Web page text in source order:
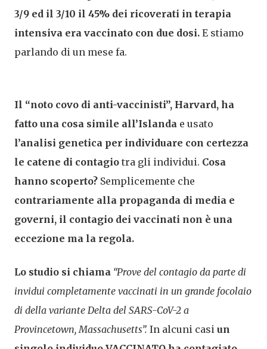
3/9 ed il 3/10 il 45% dei ricoverati in terapia
intensiva era vaccinato con due dosi. E stiamo
parlando di un mese fa.
Il “noto covo di anti-vaccinisti”, Harvard, ha
fatto una cosa simile all’Islanda e usato
l’analisi genetica per individuare con certezza
le catene di contagio tra gli individui. Cosa
hanno scoperto? Semplicemente che
contrariamente alla propaganda di media e
governi, il contagio dei vaccinati non è una
eccezione ma la regola.
Lo studio si chiama “Prove del contagio da parte di
invidui completamente vaccinati in un grande focolaio
di della variante Delta del SARS-CoV-2 a
Provincetown, Massachusetts”. In alcuni casi un